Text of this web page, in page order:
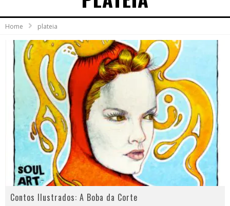
Novo single de Arnaldo Tifu, “De Testa” explora brasilidade em sons, cores e símbolos
Home plateia
Contos Ilustrados: A Boba da Corte